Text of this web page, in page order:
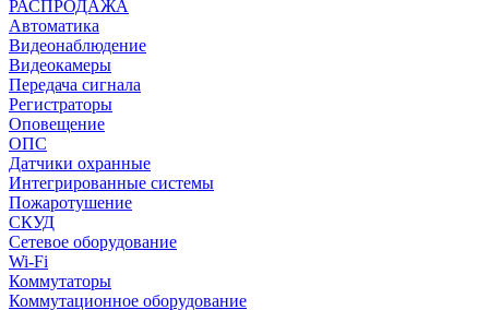
РАСПРОДАЖА
Автоматика
Видеонаблюдение
Видеокамеры
Передача сигнала
Регистраторы
Оповещение
ОПС
Датчики охранные
Интегрированные системы
Пожаротушение
СКУД
Сетевое оборудование
Wi-Fi
Коммутаторы
Коммутационное оборудование